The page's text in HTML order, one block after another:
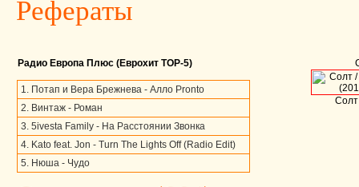
Рефераты
Радио Европа Плюс (Еврохит TOP-5)
1. Потап и Вера Брежнева - Алло Pronto
2. Винтаж - Роман
3. 5ivesta Family - На Расстоянии Звонка
4. Kato feat. Jon - Turn The Lights Off (Radio Edit)
5. Нюша - Чудо
Солт